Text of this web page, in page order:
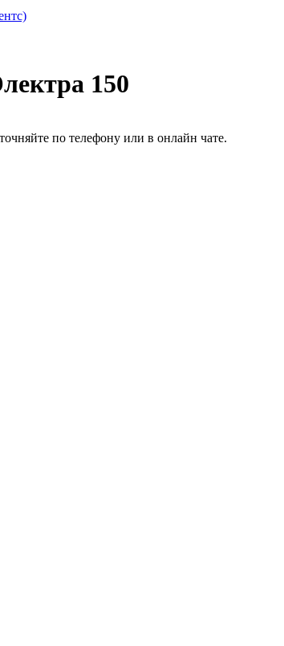
150
по телефону или в онлайн чате.